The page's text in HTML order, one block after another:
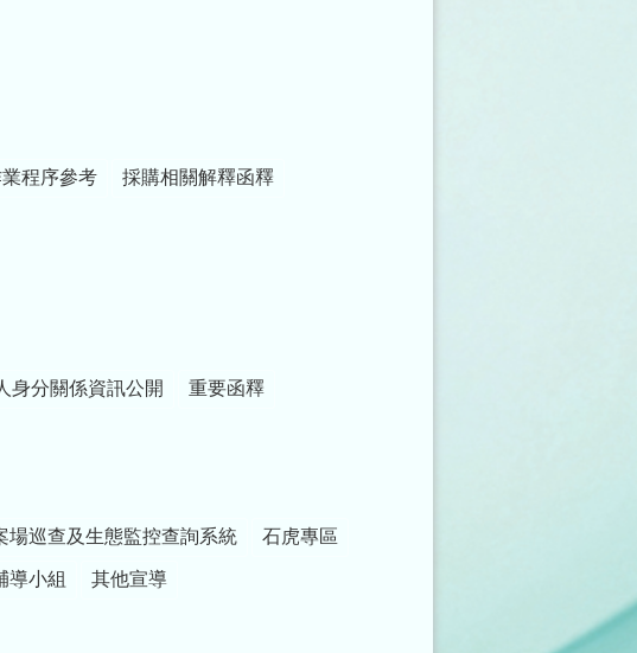
程序參考 採購相關解釋函釋
身分關係資訊公開 重要函釋
場巡查及生態監控查詢系統 石虎專區
導小組 其他宣導